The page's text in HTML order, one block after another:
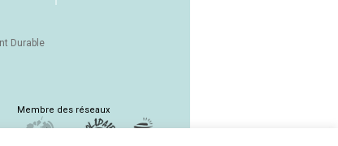
Durable
Membre des réseaux